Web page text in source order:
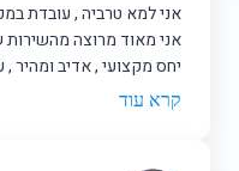
אני למא טרביה , עובדת
אני מאוד מרוצה
יחס מקצועי , אדיב ומהיר ,
קרא עוד